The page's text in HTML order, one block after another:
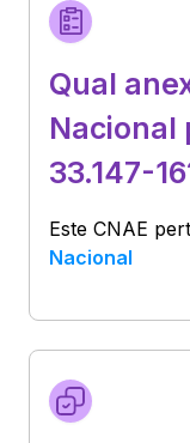
Qual
Nacional
33.147-
Este CNAE
Nacional